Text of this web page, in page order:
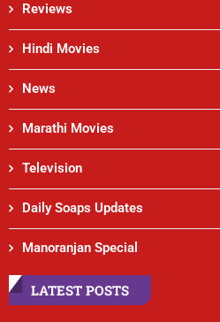
Reviews
Hindi Movies
News
Marathi Movies
Television
Daily Soaps Updates
Manoranjan Special
LATEST POSTS